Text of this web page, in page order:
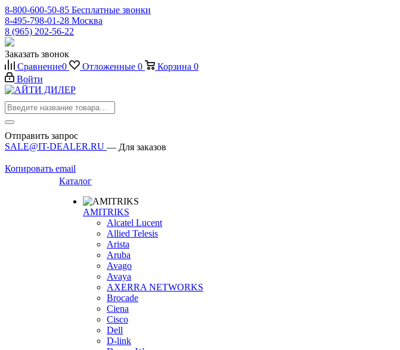
8-800-600-50-85 Бесплатные звонки
8-495-798-01-28 Москва
8 (965) 202-56-22
Заказать звонок
Сравнение0 Отложенные 0 Корзина 0
Войти
Отправить запрос
SALE@IT-DEALER.RU — Для заказов
Копировать email
Каталог
AMITRIKS
Alcatel Lucent
Allied Telesis
Arista
Aruba
Avago
Avaya
AXERRA NETWORKS
Brocade
Ciena
Cisco
Dell
D-link